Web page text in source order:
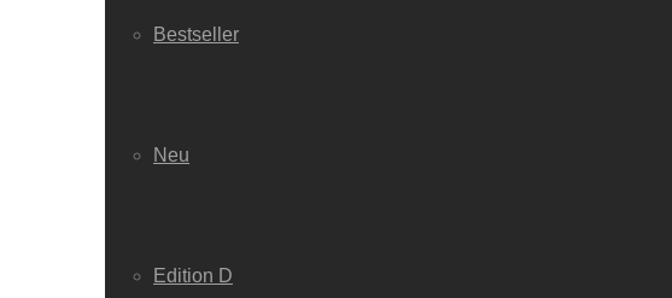
Bestseller
Neu
Edition D